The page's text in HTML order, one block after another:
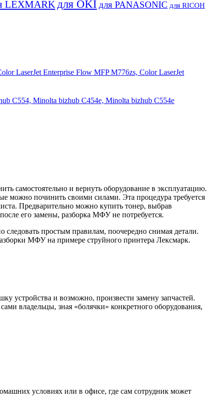
LEXMARK для OKI для PANASONIC для RICOH
LaserJet Enterprise Flow MFP M776zs, Color LaserJet
C554, Minolta bizhub C454e, Minolta bizhub C554e
самостоятельно и вернуть оборудование в эксплуатацию.
можно починить своими силами. Эта процедура требуется
Предварительно можно купить тонер, выбрав
его замены, разборка МФУ не потребуется.
следовать простым правилам, поочередно снимая детали.
МФУ на примере струйного принтера Лексмарк.
устройства и возможно, произвести замену запчастей.
владельцы, зная «болячки» конкретного оборудования,
условиях или в офисе, где сам сотрудник может